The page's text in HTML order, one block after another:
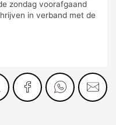
zondag voorafgaand
in verband met de